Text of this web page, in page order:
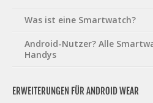
Was ist eine Smartwatch?
Android-Nutzer? Alle
Handys
ERWEITERUNGEN FÜR ANDROID WEAR